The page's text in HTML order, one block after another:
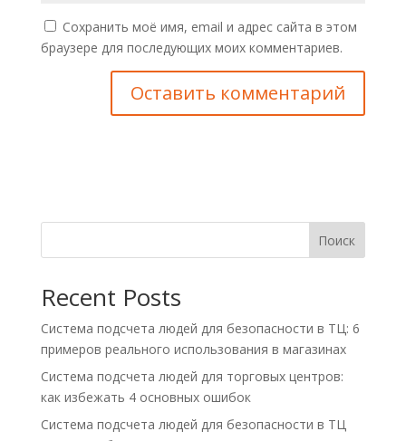
Сохранить моё имя, email и адрес сайта в этом
браузере для последующих моих комментариев.
Поиск
Recent Posts
Система подсчета людей для безопасности в ТЦ: 6
примеров реального использования в магазинах
Система подсчета людей для торговых центров:
как избежать 4 основных ошибок
Система подсчета людей для безопасности в ТЦ